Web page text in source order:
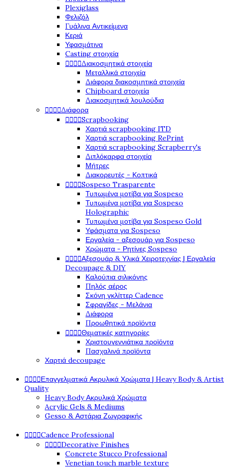
Plexiglass
Φελιζόλ
Γυάλινα Αντικείμενα
Κεριά
Υφασμάτινα
Casting στοιχεία
Διακοσμητικά στοιχεία
Μεταλλικά στοιχεία
Διάφορα διακοσμητικά στοιχεία
Chipboard στοιχεία
Διακοσμητικά λουλούδια
Διάφορα
Scrapbooking
Χαρτιά scrapbooking ITD
Χαρτιά scrapbooking RePrint
Χαρτιά scrapbooking Scrapberry's
Διπλόκαρφα στοιχεία
Μήτρες
Διακορευτές - Κοπτικά
Sospeso Trasparente
Τυπωμένα μοτίβα για Sospeso
Τυπωμένα μοτίβα για Sospeso
Holographic
Τυπωμένα μοτίβα για Sospeso Gold
Υφάσματα για Sospeso
Εργαλεία - αξεσουάρ για Sospeso
Χρώματα - Ρητίνες Sospeso
Αξεσουάρ & Υλικά Χειροτεχνίας | Εργαλεία
Decoupage & DIY
Καλούπια σιλικόνης
Πηλός αέρος
Σκόνη γκλίττερ Cadence
Σφραγίδες - Μελάνια
Διάφορα
Προωθητικά προϊόντα
Θεματικές κατηγορίες
Χριστουγεννιάτικα προϊόντα
Πασχαλινά προϊόντα
Χαρτιά decoupage
Επαγγελματικά Ακρυλικά Χρώματα | Heavy Body & Artist
Quality
Heavy Body Ακρυλικά Χρώματα
Acrylic Gels & Mediums
Gesso & Αστάρια Ζωγραφικής
Cadence Professional
Decorative Finishes
Concrete Stucco Professional
Venetian touch marble texture